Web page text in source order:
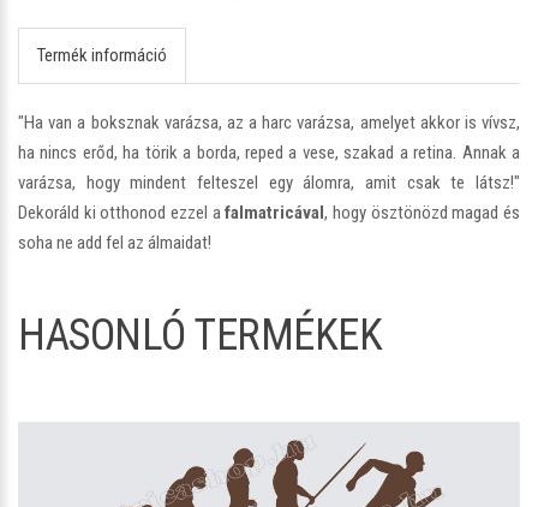
Termék információ
"Ha van a boksznak varázsa, az a harc varázsa, amelyet akkor is vívsz,
ha nincs erőd, ha törik a borda, reped a vese, szakad a retina. Annak a
varázsa, hogy mindent felteszel egy álomra, amit csak te látsz!"
Dekoráld ki otthonod ezzel afalmatricával, hogy ösztönözd magad és
soha ne add fel az álmaidat!
HASONLÓ TERMÉKEK